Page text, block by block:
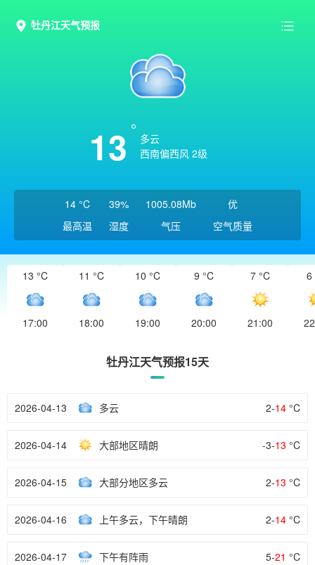
牡丹江天气预报
13
多云
西南偏西风 2级
14 °C
最高温
39%
湿度
1005.08Mb
气压
优
空气质量
13 °C
17:00
11 °C
18:00
10 °C
19:00
9 °C
20:00
7 °C
21:00
6
牡丹江天气预报15天
2026-04-13 多云 2-14 °C
2026-04-14 大部地区晴朗 -3-13 °C
2026-04-15 大部分地区多云 2-13 °C
2026-04-16 上午多云，下午晴朗 2-14 °C
2026-04-17 下午有阵雨 5-21 °C